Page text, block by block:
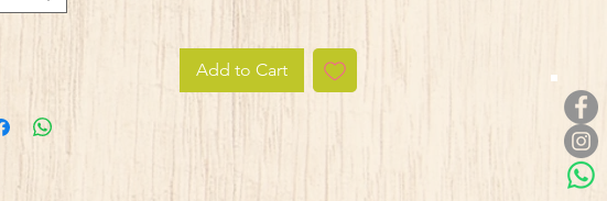
Add to Cart